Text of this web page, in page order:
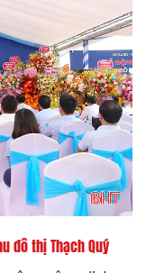
đô thị Thạch Quý